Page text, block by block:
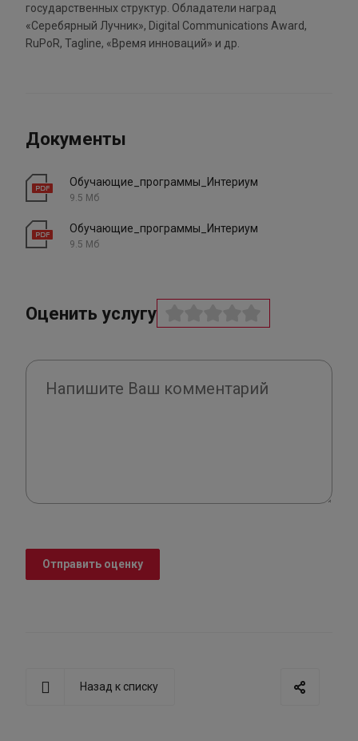
государственных структур. Обладатели наград
«Серебярный Лучник», Digital Communications Award,
RuPoR, Tagline, «Время инноваций» и др.
Документы
Обучающие_программы_Интериум
9.5 Мб
Обучающие_программы_Интериум
9.5 Мб
Оценить услугу
Отправить оценку
Назад к списку